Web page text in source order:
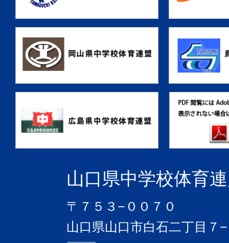
山口県中学校体育
〒７５３−００７０
山口県山口市白石二丁目７